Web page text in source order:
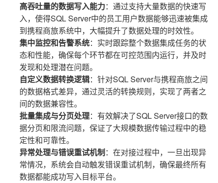
高吞吐量的数据写入能力：通过支持大量数据的快速写
入，使得SQL Server中的员工用户数据能够迅速被集成
到携程商旅系统中，大幅提升了数据处理的时效性。
集中监控和告警系统：实时跟踪整个数据集成任务的状
态和性能，确保每个环节都在可控范围内运行，并及时
发现和处理潜在问题。
自定义数据转换逻辑：针对SQL Server与携程商旅之间
的数据格式差异，通过灵活的转换规则，实现了两者之
间的数据兼容性。
批量集成与分页处理：有效解决了SQL Server接口的数
据分页和限流问题，保证了大规模数据传输过程中的稳
定性和可靠性。
异常处理与错误重试机制：在对接过程中，一旦出现异
常情况，系统会自动触发错误重试机制，确保最终所有
数据都能成功写入目标平台。